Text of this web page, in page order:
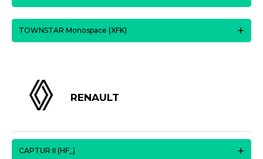
TOWNSTAR Monospace (XFK)
RENAULT
CAPTUR II (HF_)